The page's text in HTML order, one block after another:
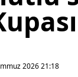
2026 21:18